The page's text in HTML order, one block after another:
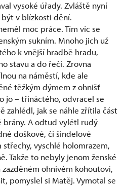
vysoké úřady. Zvláště nyní
v blízkosti dění.
moc práce. Tím víc se
sukním. Mnoho jich už
k vnější hradbě hradu,
stavu a do řečí. Zrovna
na náměstí, kde ale
těžkým dýmem z ohnišť
jo – třináctého, odvracel se
zahlédl, jak se náhle zřítila část
brány. A odtud vylétl rudý
doškové, či šindelové
vyschlé holomrazem,
Takže to nebyly jenom ženské
ohnivém kohoutovi,
pomyslel si Matěj. Vymotal se